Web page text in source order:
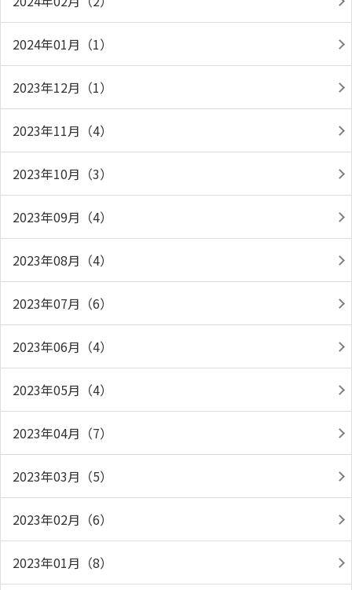
2024年01月（1）
2023年12月（1）
2023年11月（4）
2023年10月（3）
2023年09月（4）
2023年08月（4）
2023年07月（6）
2023年06月（4）
2023年05月（4）
2023年04月（7）
2023年03月（5）
2023年02月（6）
2023年01月（8）